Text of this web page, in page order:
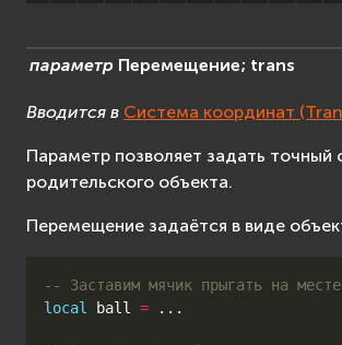
параметр Перемещение; trans
Вводится в Система координат
Параметр позволяет задать точный
родительского объекта.
Перемещение задаётся в виде
-- Заставим мячик прыгать на месте
local
ball = ...